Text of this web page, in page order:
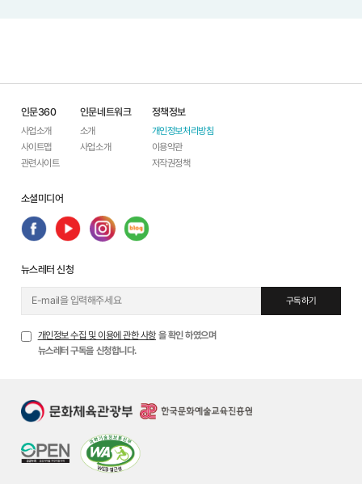
인문360
사업소개
사이트맵
관련사이트
인문네트워크
소개
사업소개
정책정보
개인정보처리방침
이용약관
저작권정책
소셜미디어
뉴스레터 신청
구독하기
개인정보 수집 및 이용에 관한 사항 을 확인 하였으며
뉴스레터 구독을 신청합니다.